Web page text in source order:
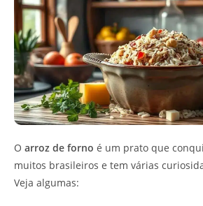
O arroz de forno é um prato que
muitos brasileiros e tem várias
Veja algumas: